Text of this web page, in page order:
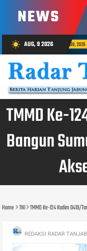
NEWS
wb_sunny AUG, 9 2026
Penanganan Karhutla
TMMD Ke-
Bangun
Home TNI TMMD Ke-124 Kodim 0419/
REDAKSI RADAR TANJAB